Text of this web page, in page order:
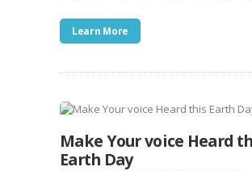
Learn More
Make Your voice Heard
Earth Day